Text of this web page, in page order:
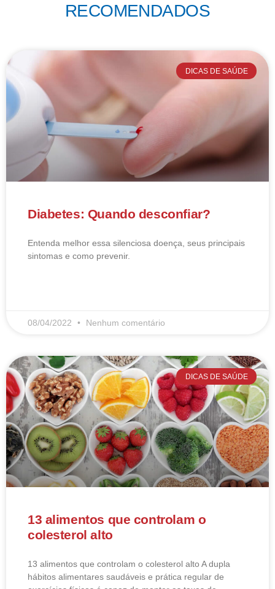
RECOMENDADOS
DICAS DE SAÚDE
Diabetes: Quando desconfiar?
Entenda melhor essa silenciosa doença, seus principais
sintomas e como prevenir.
08/04/2022 Nenhum comentário
DICAS DE SAÚDE
13 alimentos que controlam o
colesterol alto
13 alimentos que controlam o colesterol alto​ A dupla
hábitos alimentares saudáveis e prática regular de